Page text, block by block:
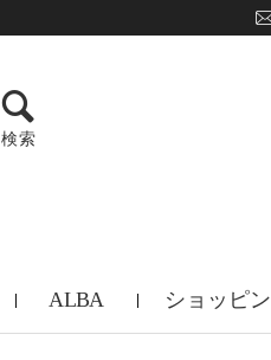
ALBA ショッピン
検索